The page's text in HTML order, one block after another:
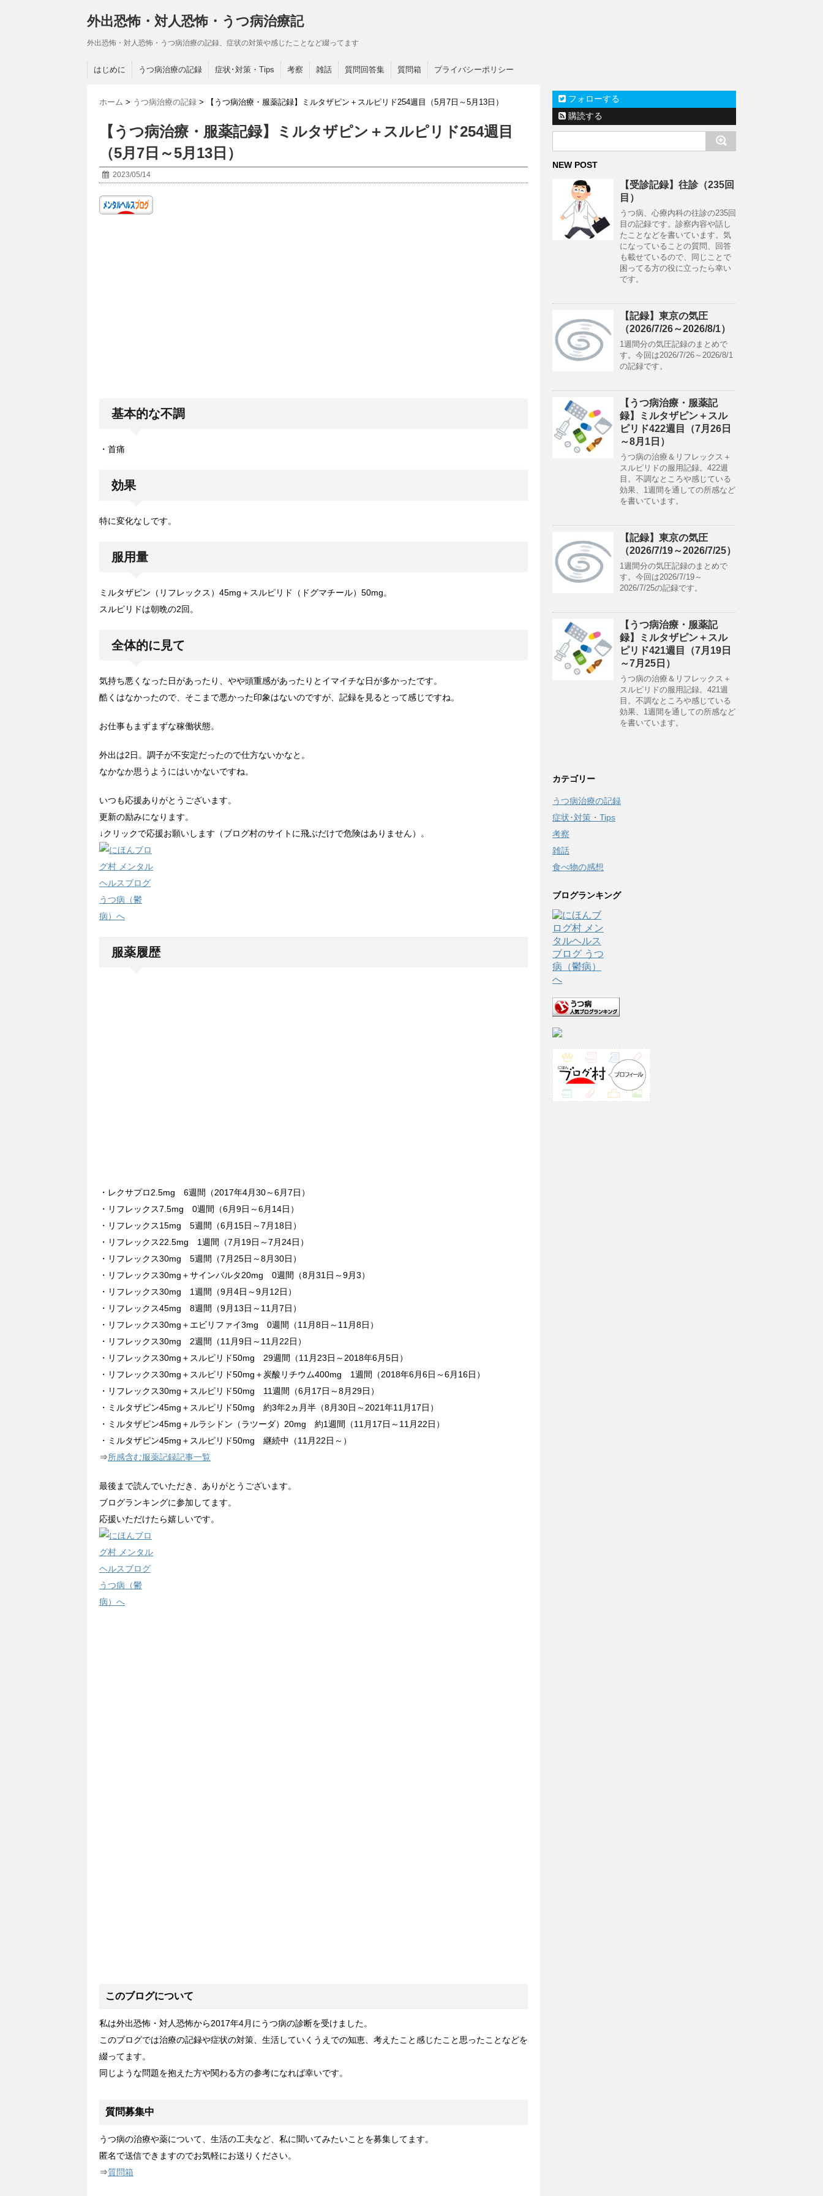
外出恐怖・対人恐怖・うつ病治療記
外出恐怖・対人恐怖・うつ病治療の記録、症状の対策や感じたことなど綴ってます
はじめに うつ病治療の記録 症状･対策・Tips 考察 雑話 質問回答集 質問箱 プライバシーポリシー
ホーム > うつ病治療の記録 > 【うつ病治療・服薬記録】ミルタザピン＋スルピリド254週目（5月7日～5月13日）
【うつ病治療・服薬記録】ミルタザピン＋スルピリド254週目
（5月7日～5月13日）
2023/05/14
基本的な不調
・首痛
効果
特に変化なしです。
服用量
ミルタザピン（リフレックス）45mg＋スルピリド（ドグマチール）50mg。
スルピリドは朝晩の2回。
全体的に見て
気持ち悪くなった日があったり、やや頭重感があったりとイマイチな日が多かったです。
酷くはなかったので、そこまで悪かった印象はないのですが、記録を見るとって感じですね。
お仕事もまずまずな稼働状態。
外出は2日。調子が不安定だったので仕方ないかなと。
なかなか思うようにはいかないですね。
いつも応援ありがとうございます。
更新の励みになります。
↓クリックで応援お願いします（ブログ村のサイトに飛ぶだけで危険はありません）。
服薬履歴
・レクサプロ2.5mg 6週間（2017年4月30～6月7日）
・リフレックス7.5mg 0週間（6月9日～6月14日）
・リフレックス15mg 5週間（6月15日～7月18日）
・リフレックス22.5mg 1週間（7月19日～7月24日）
・リフレックス30mg 5週間（7月25日～8月30日）
・リフレックス30mg＋サインバルタ20mg 0週間（8月31日～9月3）
・リフレックス30mg 1週間（9月4日～9月12日）
・リフレックス45mg 8週間（9月13日～11月7日）
・リフレックス30mg＋エビリファイ3mg 0週間（11月8日～11月8日）
・リフレックス30mg 2週間（11月9日～11月22日）
・リフレックス30mg＋スルピリド50mg 29週間（11月23日～2018年6月5日）
・リフレックス30mg＋スルピリド50mg＋炭酸リチウム400mg 1週間（2018年6月6日～6月16日）
・リフレックス30mg＋スルピリド50mg 11週間（6月17日～8月29日）
・ミルタザピン45mg＋スルピリド50mg 約3年2ヵ月半（8月30日～2021年11月17日）
・ミルタザピン45mg＋ルラシドン（ラツーダ）20mg 約1週間（11月17日～11月22日）
・ミルタザピン45mg＋スルピリド50mg 継続中（11月22日～）
⇒所感含む服薬記録記事一覧
最後まで読んでいただき、ありがとうございます。
ブログランキングに参加してます。
応援いただけたら嬉しいです。
このブログについて
私は外出恐怖・対人恐怖から2017年4月にうつ病の診断を受けました。
このブログでは治療の記録や症状の対策、生活していくうえでの知恵、考えたこと感じたこと思ったことなどを
綴ってます。
同じような問題を抱えた方や関わる方の参考になれば幸いです。
質問募集中
うつ病の治療や薬について、生活の工夫など、私に聞いてみたいことを募集してます。
匿名で送信できますのでお気軽にお送りください。
⇒質問箱
フォローする
購読する
NEW POST
【受診記録】往診（235回
目）
うつ病、心療内科の往診の235回
目の記録です。診察内容や話し
たことなどを書いています。気
になっていることの質問、回答
も載せているので、同じことで
困ってる方の役に立ったら幸い
です。
【記録】東京の気圧
（2026/7/26～2026/8/1）
1週間分の気圧記録のまとめで
す。今回は2026/7/26～2026/8/1
の記録です。
【うつ病治療・服薬記
録】ミルタザピン＋スル
ピリド422週目（7月26日
～8月1日）
うつ病の治療＆リフレックス＋
スルピリドの服用記録。422週
目。不調なところや感じている
効果、1週間を通しての所感など
を書いています。
【記録】東京の気圧
（2026/7/19～2026/7/25）
1週間分の気圧記録のまとめで
す。今回は2026/7/19～
2026/7/25の記録です。
【うつ病治療・服薬記
録】ミルタザピン＋スル
ピリド421週目（7月19日
～7月25日）
うつ病の治療＆リフレックス＋
スルピリドの服用記録。421週
目。不調なところや感じている
効果、1週間を通しての所感など
を書いています。
カテゴリー
うつ病治療の記録
症状･対策・Tips
考察
雑話
食べ物の感想
ブログランキング